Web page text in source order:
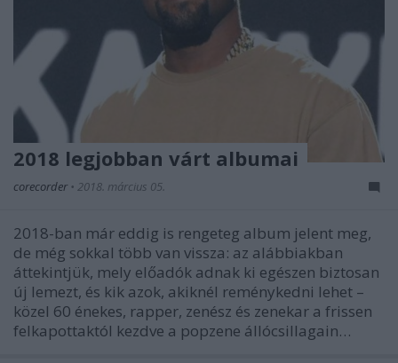
2018 legjobban várt albumai
corecorder • 2018. március 05.
2018-ban már eddig is rengeteg album jelent meg,
de még sokkal több van vissza: az alábbiakban
áttekintjük, mely előadók adnak ki egészen biztosan
új lemezt, és kik azok, akiknél reménykedni lehet –
közel 60 énekes, rapper, zenész és zenekar a frissen
felkapottaktól kezdve a popzene állócsillagain…